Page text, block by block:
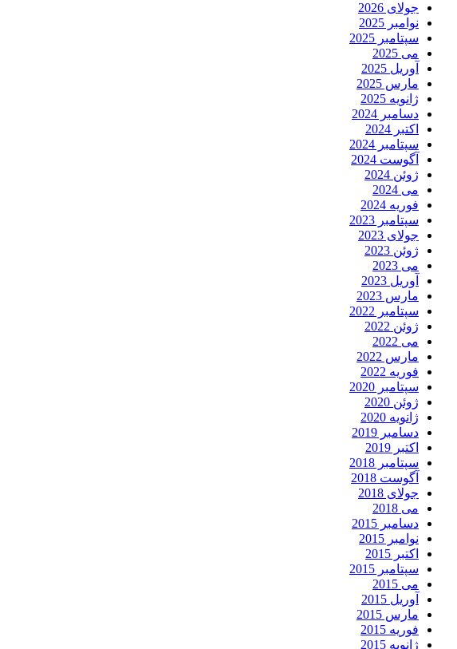
جولای 2026
نوامبر 2025
سپتامبر 2025
می 2025
آوریل 2025
مارس 2025
ژانویه 2025
دسامبر 2024
اکتبر 2024
سپتامبر 2024
آگوست 2024
ژوئن 2024
می 2024
فوریه 2024
سپتامبر 2023
جولای 2023
ژوئن 2023
می 2023
آوریل 2023
مارس 2023
سپتامبر 2022
ژوئن 2022
می 2022
مارس 2022
فوریه 2022
سپتامبر 2020
ژوئن 2020
ژانویه 2020
دسامبر 2019
اکتبر 2019
سپتامبر 2018
آگوست 2018
جولای 2018
می 2018
دسامبر 2015
نوامبر 2015
اکتبر 2015
سپتامبر 2015
می 2015
آوریل 2015
مارس 2015
فوریه 2015
ژانویه 2015